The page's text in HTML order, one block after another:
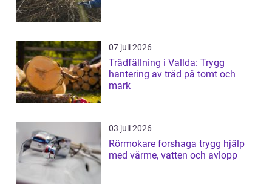
07 juli 2026
Trädfällning i Vallda: Trygg
hantering av träd på tomt och
mark
03 juli 2026
Rörmokare forshaga trygg hjälp
med värme, vatten och avlopp